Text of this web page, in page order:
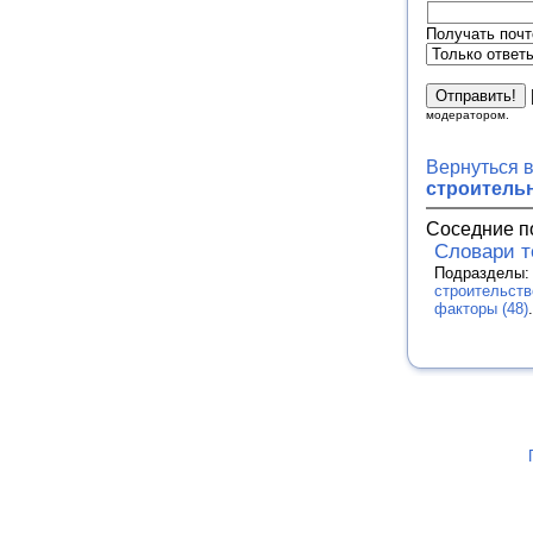
Получать
модератором.
Вернуться
Соседние
Словари
Подразделы:
факторы (48)